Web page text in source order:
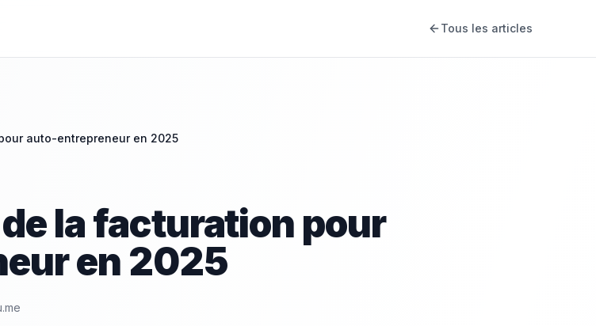
Tous les articles
auto-entrepreneur en 2025
la facturation pour
en 2025